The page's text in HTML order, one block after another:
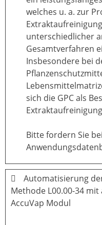
welches u. a. zur
unterschiedlicher
Gesamtverfahren
Insbesondere bei
sich die GPC als
Bitte fordern Sie
Automatisierung
Methode L00.00-34
AccuVap Modul